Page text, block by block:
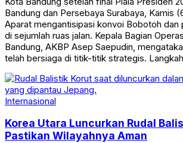
Bandung dan Persebaya Surabaya, Kamis
Aparat mengantisipasi konvoi Bobotoh dan
di sejumlah ruas jalan. Kepala Bagian
Bandung, AKBP Asep Saepudin,
telah bersiaga di titik-titik strategis.
Internasional
Korea Utara Luncurkan Rudal
Pastikan Wilayahnya Aman